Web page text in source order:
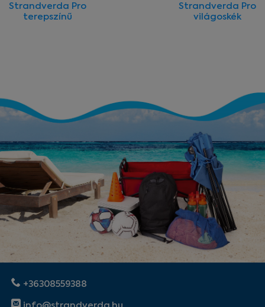
Strandverda Pro
terepszínű
Strandverda Pro
világoskék
+36308559388